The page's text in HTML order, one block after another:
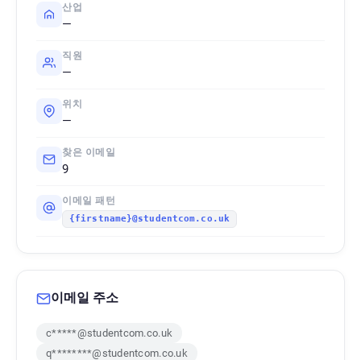
산업
—
직원
—
위치
—
찾은 이메일
9
이메일 패턴
{firstname}@studentcom.co.uk
이메일 주소
c*****@studentcom.co.uk
q********@studentcom.co.uk